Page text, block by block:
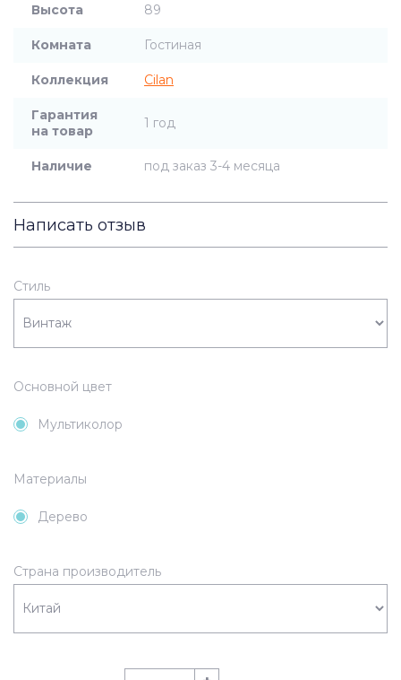
Высота 89
Комната Гостиная
Коллекция Cilan
Гарантия
на товар
1 год
Наличие под заказ 3-4 месяца
Написать отзыв
Мультиколор
Дерево